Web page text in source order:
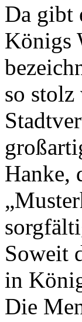
Da gibt
Königs
so stolz
Hanke,
Soweit
in
Die